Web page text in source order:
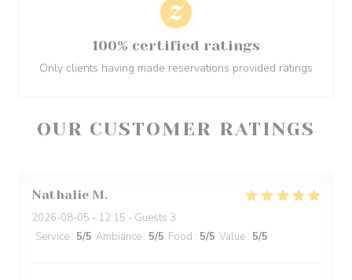
OUR CUSTOMER RATINGS
Nathalie M
2026-08-05 - 12:15 - Guests 3
Service : 5/5 Ambiance : 5/5 Food : 5/5 Value : 5/5
100% certified ratings
Only clients having made reservations provided ratings